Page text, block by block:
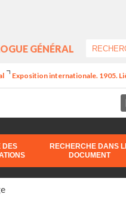
GÉNÉRAL
Exposition internationale. 1905.
DES
RECHERCHE DANS
DOCUMENT